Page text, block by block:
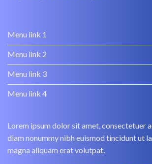
Menu link 1
Menu link 2
Menu link 3
Menu link 4
Lorem ipsum dolor sit amet, consectetuer
diam nonummy nibh euismod tincidunt ut
magna aliquam erat volutpat.